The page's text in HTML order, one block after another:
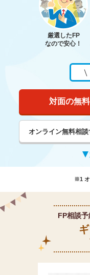
厳選したFP
なので安心！
対面の無
オンライン無料相談
※1 オ
FP相談